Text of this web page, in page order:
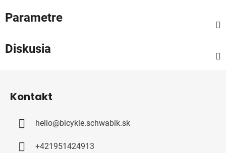
Parametre
Diskusia
Kontakt
hello@bicykle.schwabik.sk
+421951424913